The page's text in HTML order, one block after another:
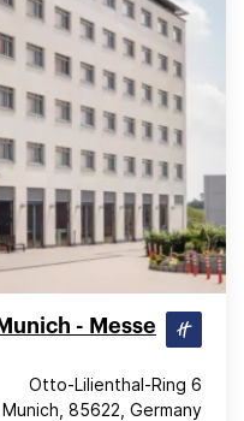
- Messe
Otto-Lilienthal-Ring 6
Munich, 85622, Germany